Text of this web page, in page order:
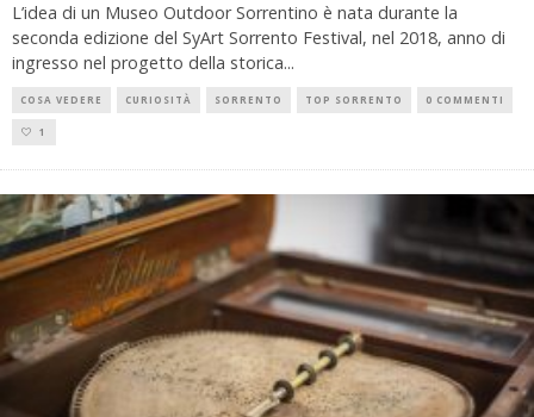
L’idea di un Museo Outdoor Sorrentino è nata durante la
seconda edizione del SyArt Sorrento Festival, nel 2018, anno di
ingresso nel progetto della storica...
COSA VEDERE CURIOSITÀ SORRENTO TOP SORRENTO 0 COMMENTI
1